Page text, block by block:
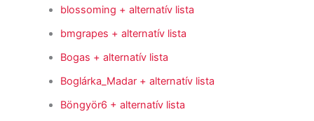
blossoming + alternatív lista
bmgrapes + alternatív lista
Bogas + alternatív lista
Boglárka_Madar + alternatív lista
Böngyör6 + alternatív lista